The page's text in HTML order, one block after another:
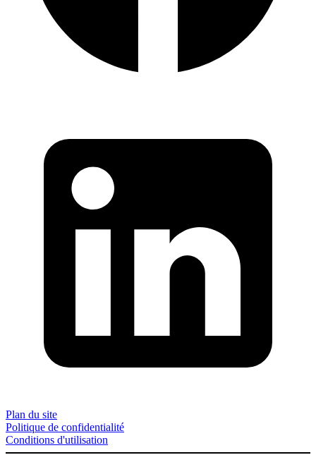
Plan du site
Politique de confidentialité
Conditions d'utilisation